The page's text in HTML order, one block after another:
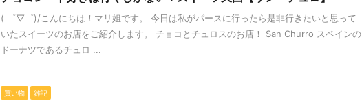
( ゜▽゜)/こんにちは！マリ姐です。 今日は私がパースに行ったら是非行きたいと思って
いたスイーツのお店をご紹介します。 チョコとチュロスのお店！ San Churro スペインの
ドーナツであるチュロ ...
買い物 雑記